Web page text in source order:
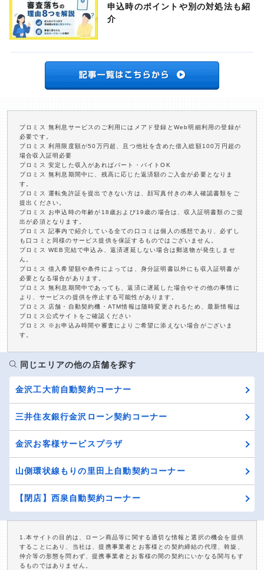
申込時のポイントや別の対処法も紹
介
プロミス 無利息サービスのご利用にはメアド登録とWeb明細利用の登録が
必要です。
プロミス 利用限度額が50万円超、且つ他社を含めた借入総額100万円超の
場合収入証明必要
プロミス 安定した収入があればパート・バイトOK
プロミス 無利息期間中に、残高に応じた返済額のご入金が必要となりま
す。
プロミス 運転免許証を提出できない方は、顔写真付きの本人確認書類をご
提出ください。
プロミス お申込時の年齢が18歳および19歳の場合は、収入証明書類のご提
出が必須となります。
プロミス 記事内で紹介している全ての口コミは個人の感想であり、必ずし
も口コミと同様のサービス提供を保証するものではございません。
プロミス WEB完結で申込み、返済遅延しない場合は郵送物が発生しませ
ん。
プロミス 借入希望額や条件によっては、身分証明書以外にも収入証明書が
必要となる場合があります。
プロミス 無利息期間中であっても、返済に遅延した場合やその他の事情に
より、サービスの提供を停止する可能性があります。
プロミス 店舗・自動契約機・ATM情報は随時変更されるため、最新情報は
プロミス公式サイトをご確認ください
プロミス ※お申込み時間や審査によりご希望に添えない場合がございま
す。
同じエリアの他の店舗を探す
金沢工大前自動契約コーナー
三井住友銀行金沢ローン契約コーナー
金沢お客様サービスプラザ
山側環状線もりの里田上自動契約コーナー
【閉店】西泉自動契約コーナー
1.本サイトの目的は、ローン商品等に関する適切な情報と選択の機会を提供
することにあり、当社は、提携事業者とお客様との契約締結の代理、斡旋、
仲介等の形態を問わず、提携事業者とお客様の間の契約にいかなる関与もす
るものではありません。